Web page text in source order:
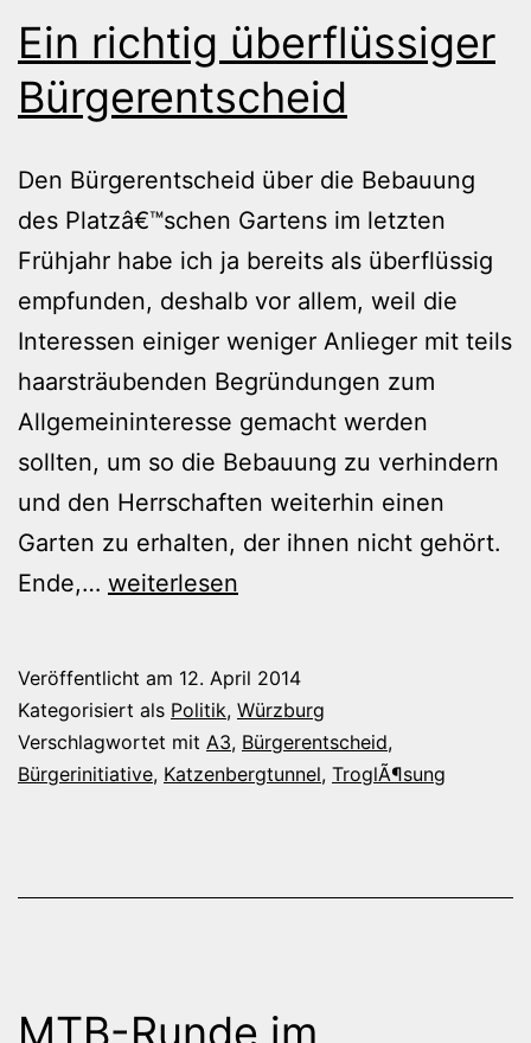
Ein richtig überflüssiger
Bürgerentscheid
Den Bürgerentscheid über die Bebauung
des Platzâ€™schen Gartens im letzten
Frühjahr habe ich ja bereits als überflüssig
empfunden, deshalb vor allem, weil die
Interessen einiger weniger Anlieger mit teils
haarsträubenden Begründungen zum
Allgemeininteresse gemacht werden
sollten, um so die Bebauung zu verhindern
und den Herrschaften weiterhin einen
Garten zu erhalten, der ihnen nicht gehört.
Ende,… Ein
Bürgerentscheid
weiterlesen
Veröffentlicht am 12. April 2014
Kategorisiert als Politik, Würzburg
Verschlagwortet mit A3, Bürgerentscheid,
Bürgerinitiative, Katzenbergtunnel, TroglÃ¶sung
MTB-Runde im